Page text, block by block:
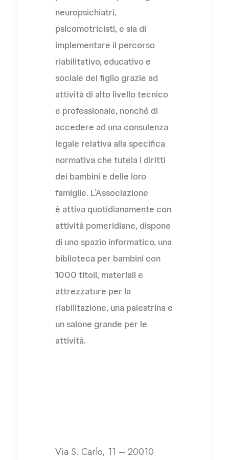
neuropsichiatri,
psicomotricisti, e sia di
implementare il percorso
riabilitativo, educativo e
sociale del figlio grazie ad
attività di alto livello tecnico
e professionale, nonché di
accedere ad una consulenza
legale relativa alla specifica
normativa che tutela i diritti
dei bambini e delle loro
famiglie. L’Associazione
è attiva quotidianamente con
attività pomeridiane, dispone
di uno spazio informatico, una
biblioteca per bambini con
1000 titoli, materiali e
attrezzature per la
riabilitazione, una palestrina e
un salone grande per le
attività.
Via S. Carlo, 11 – 20010